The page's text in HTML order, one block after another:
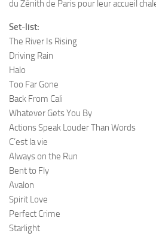
du Zénith de Paris pour leur accueil
Set-list:
The River Is Rising
Driving Rain
Halo
Too Far Gone
Back From Cali
Whatever Gets You By
Actions Speak Louder Than Words
C’est la vie
Always on the Run
Bent to Fly
Avalon
Spirit Love
Perfect Crime
Starlight